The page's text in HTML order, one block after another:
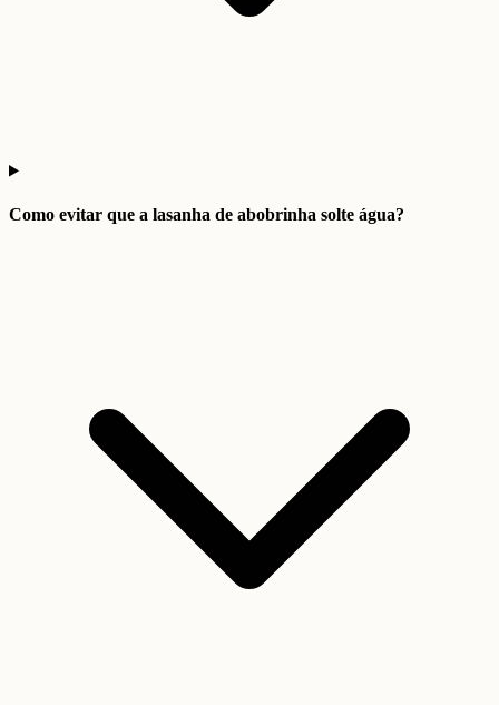
Como evitar que a lasanha de abobrinha solte água?